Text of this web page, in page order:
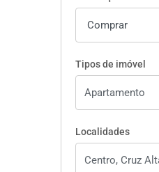
Tipos de imóvel
Localidades